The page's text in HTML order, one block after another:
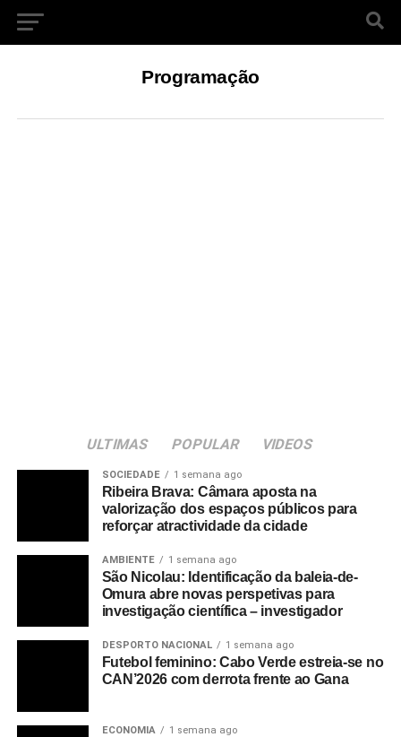
Programação
ULTIMAS POPULAR VIDEOS
SOCIEDADE 1 semana ago
Ribeira Brava: Câmara aposta na
valorização dos espaços públicos para
reforçar atractividade da cidade
AMBIENTE 1 semana ago
São Nicolau: Identificação da baleia-de-
Omura abre novas perspetivas para
investigação científica – investigador
DESPORTO NACIONAL 1 semana ago
Futebol feminino: Cabo Verde estreia-se no
CAN’2026 com derrota frente ao Gana
ECONOMIA 1 semana ago